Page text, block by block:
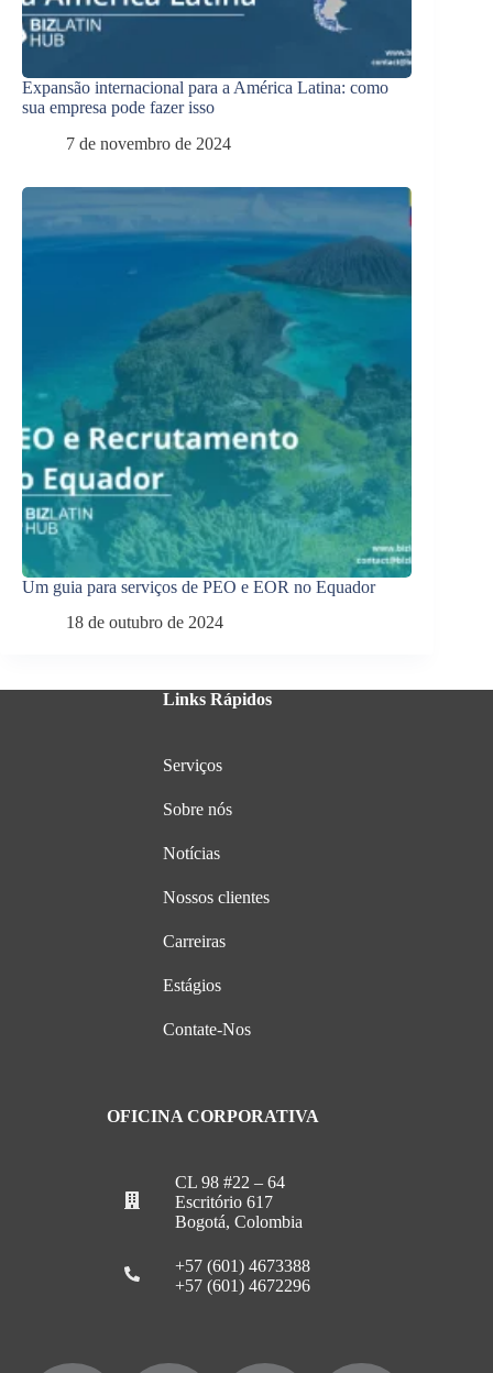
Expansão internacional para a América Latina: como
sua empresa pode fazer isso
7 de novembro de 2024
Um guia para serviços de PEO e EOR no Equador
18 de outubro de 2024
Links Rápidos
Serviços
Sobre nós
Notícias
Nossos clientes
Carreiras
Estágios
Contate-Nos
OFICINA CORPORATIVA
CL 98 #22 – 64
Escritório 617
Bogotá, Colombia
+57 (601) 4673388
+57 (601) 4672296